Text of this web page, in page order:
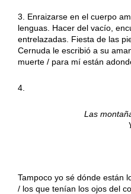
3. Enraizarse en el cuerpo
lenguas. Hacer del vacío,
entrelazadas. Fiesta de las
Cernuda le escribió a su
muerte / para mí están
4.
Las
Tampoco yo sé dónde están
/ los que tenían los ojos del